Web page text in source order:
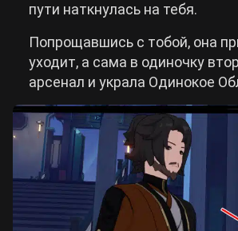
пути наткнулась на тебя.
Попрощавшись с тобой, она
уходит, а сама в одиночку
арсенал и украла Одинокое